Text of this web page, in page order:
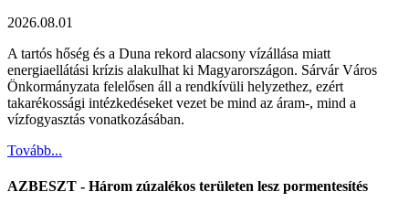
2026.08.01
A tartós hőség és a Duna rekord alacsony vízállása miatt
energiaellátási krízis alakulhat ki Magyarországon. Sárvár Város
Önkormányzata felelősen áll a rendkívüli helyzethez, ezért
takarékossági intézkedéseket vezet be mind az áram-, mind a
vízfogyasztás vonatkozásában.
Tovább...
AZBESZT - Három zúzalékos területen lesz pormentesítés